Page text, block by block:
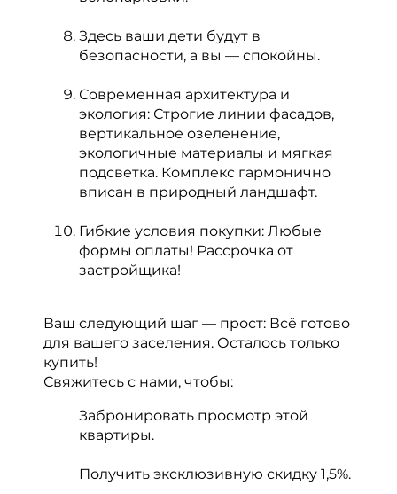
Здесь ваши дети будут в
безопасности, а вы — спокойны.
Современная архитектура и
экология: Строгие линии фасадов,
вертикальное озеленение,
экологичные материалы и мягкая
подсветка. Комплекс гармонично
вписан в природный ландшафт.
Гибкие условия покупки: Любые
формы оплаты! Рассрочка от
застройщика!
Ваш следующий шаг — прост: Всё готово
для вашего заселения. Осталось только
купить!
Свяжитесь с нами, чтобы:
Забронировать просмотр этой
квартиры.
Получить эксклюзивную скидку 1,5%.